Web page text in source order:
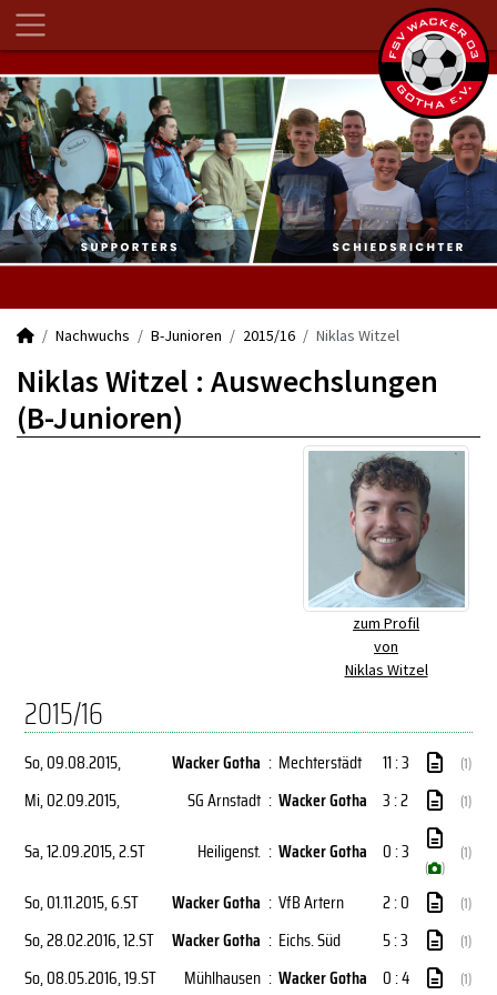
Nachwuchs B-Junioren 2015/16 Niklas Witzel
Niklas Witzel : Auswechslungen
(B-Junioren)
zum Profil
von
Niklas Witzel
2015/16
So, 09.08.2015, Wacker Gotha : Mechterstädt 11 : 3 (1)
Mi, 02.09.2015, SG Arnstadt : Wacker Gotha 3 : 2 (1)
Sa, 12.09.2015, 2.ST Heiligenst. : Wacker Gotha 0 : 3
( )
(1)
So, 01.11.2015, 6.ST Wacker Gotha : VfB Artern 2 : 0 (1)
So, 28.02.2016, 12.ST Wacker Gotha : Eichs. Süd 5 : 3 (1)
So, 08.05.2016, 19.ST Mühlhausen : Wacker Gotha 0 : 4 (1)